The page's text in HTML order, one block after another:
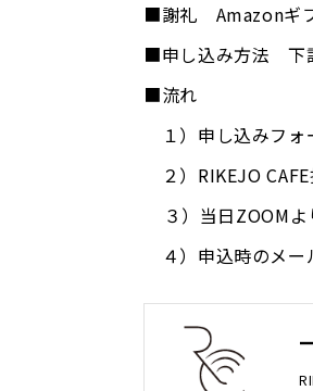
■謝礼 Amazonギ
■申し込み方法 下
■流れ
１）申し込みフォ
２）RIKEJO
３）当日ZOOMよ
４）申込時のメー